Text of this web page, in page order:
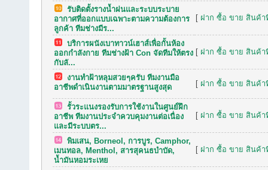
รับติดตั้งรางน้ำฝนและระบบระบาย
อากาศที่ออกแบบเฉพาะตามความต้องการ
ลูกค้า ทีมช่างมีร...
[ ฝาก ซื้อ ขาย สินค้า
บริการผนังเบาทาวน์เฮาส์เพื่อกั้นห้อง
ออกกำลังกาย ทีมช่างฝ้า Con จัดทีมให้ตรง
กับลั...
[ ฝาก ซื้อ ขาย สินค้า
งานทำฝ้าหลุมสวยๆครับ ทีมงานมือ
อาชีพดำเนินงานตามมาตรฐานสูงสุด
[ ฝาก ซื้อ ขาย สินค้า
รั้วระแนงรองรับการใช้งานในศูนย์ฝึก
อาชีพ ทีมงานประจำควบคุมงานต่อเนื่อง
และมีระบบตร...
[ ฝาก ซื้อ ขาย สินค้า
พิมเสน, Borneol, การบูร, Camphor,
เมนทอล, Menthol, สารสุคนธบำบัด,
น้ำมันหอมระเหย
[ ฝาก ซื้อ ขาย สินค้า